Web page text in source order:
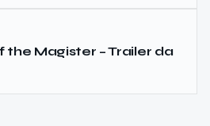
the Magister – Trailer da